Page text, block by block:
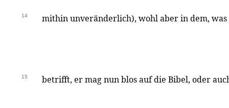
14 mithin unveränderlich), wohl aber in dem,
15 betrifft, er mag nun blos auf die Bibel, oder